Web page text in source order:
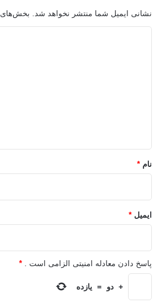
نشانی ایمیل شما منتشر نخواهد شد. بخش‌های
نام *
ایمیل *
پاسخ دادن معادله امنیتی الزامی است . *
+ دو = یازده